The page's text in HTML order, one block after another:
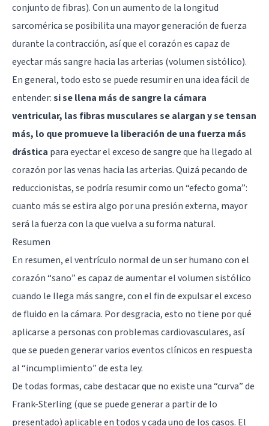
conjunto de fibras). Con un aumento de la longitud
sarcomérica se posibilita una mayor generación de fuerza
durante la contracción, así que el corazón es capaz de
eyectar más sangre hacia las arterias (volumen sistólico).
En general, todo esto se puede resumir en una idea fácil de
entender:si se llena más de sangre la cámara
ventricular, las fibras musculares se alargan y se tensan
más, lo que promueve la liberación de una fuerza más
drástica para eyectar el exceso de sangre que ha llegado al
corazón por las venas hacia las arterias. Quizá pecando de
reduccionistas, se podría resumir como un “efecto goma”:
cuanto más se estira algo por una presión externa, mayor
será la fuerza con la que vuelva a su forma natural.
Resumen
En resumen, el ventrículo normal de un ser humano con el
corazón “sano” es capaz de aumentar el volumen sistólico
cuando le llega más sangre, con el fin de expulsar el exceso
de fluido en la cámara. Por desgracia, esto no tiene por qué
aplicarse a personas con problemas cardiovasculares, así
que se pueden generar varios eventos clínicos en respuesta
al “incumplimiento” de esta ley.
De todas formas, cabe destacar que no existe una “curva” de
Frank-Sterling (que se puede generar a partir de lo
presentado) aplicable en todos y cada uno de los casos. El